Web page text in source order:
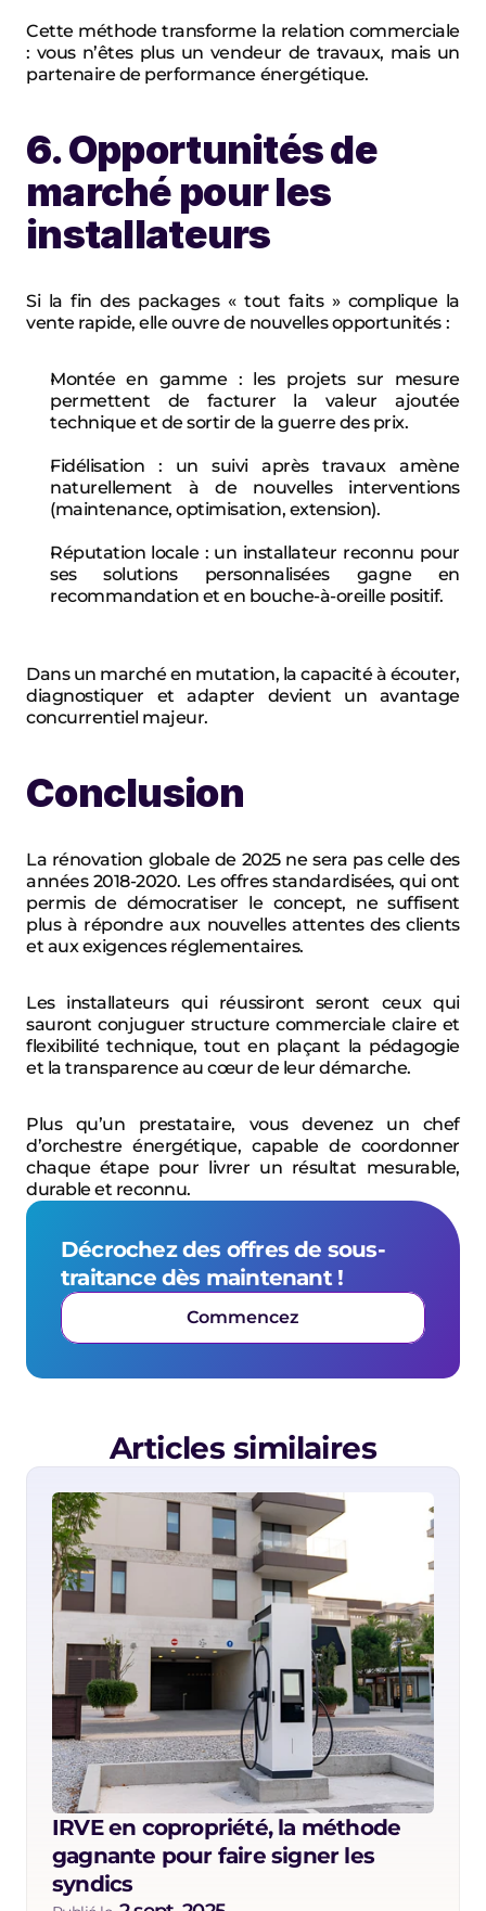
Décrochez des offres de sous-
traitance dès maintenant !
Commencez
Cette méthode transforme la relation commerciale
: vous n’êtes plus un vendeur de travaux, mais un
partenaire de performance énergétique.
6. Opportunités de
marché pour les
installateurs
Si la fin des packages « tout faits » complique la
vente rapide, elle ouvre de nouvelles opportunités :
Montée en gamme : les projets sur mesure
permettent de facturer la valeur ajoutée
technique et de sortir de la guerre des prix.
Fidélisation : un suivi après travaux amène
naturellement à de nouvelles interventions
(maintenance, optimisation, extension).
Réputation locale : un installateur reconnu pour
ses solutions personnalisées gagne en
recommandation et en bouche-à-oreille positif.
Dans un marché en mutation, la capacité à écouter,
diagnostiquer et adapter devient un avantage
concurrentiel majeur.
Conclusion
La rénovation globale de 2025 ne sera pas celle des
années 2018-2020. Les offres standardisées, qui ont
permis de démocratiser le concept, ne suffisent
plus à répondre aux nouvelles attentes des clients
et aux exigences réglementaires.
Les installateurs qui réussiront seront ceux qui
sauront conjuguer structure commerciale claire et
flexibilité technique, tout en plaçant la pédagogie
et la transparence au cœur de leur démarche.
Plus qu’un prestataire, vous devenez un chef
d’orchestre énergétique, capable de coordonner
chaque étape pour livrer un résultat mesurable,
durable et reconnu.
Articles similaires
IRVE en copropriété, la méthode
gagnante pour faire signer les
syndics